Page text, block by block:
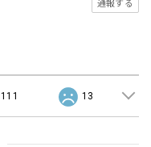
通報する
111 13